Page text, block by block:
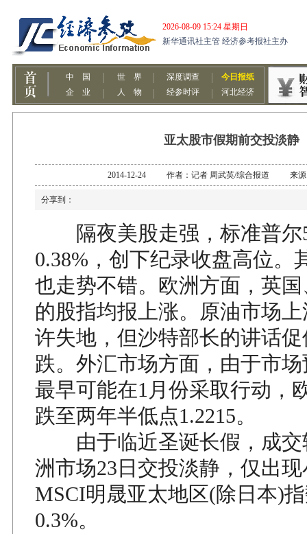
亚太股市假期前交投淡静
2014-12-24 作者：记者 周武英/综合报道 来源
分享到：
隔夜美股走强，标准普尔
0.38%，创下纪录收盘高位。
也走势不错。欧洲方面，英
的股指均报上涨。原油市场
许失地，但沙特部长的讲话
跌。外汇市场方面，由于市
最早可能在1月份采取行动，
跌至两年半低点1.2215。
由于临近圣诞长假，成交
洲市场23日交投淡静，仅出
MSCI明晟亚太地区(除日本)
0.3%。